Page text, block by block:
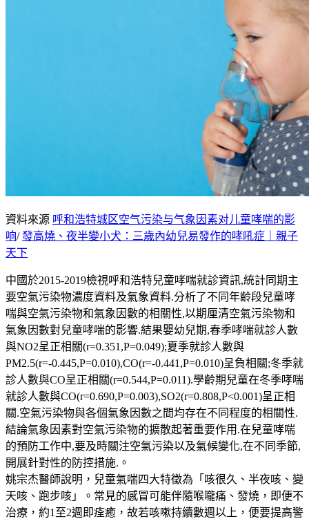
資料來源 呼和浩特城区空气污染与气象因素对儿童哮喘的影
响/發高燒、夜半變小犬：三歲內幼兒易發作的哮吼症｜親子
天下
中國於2015-2019檢視呼和浩特兒童哮喘就診資訊,統計同期主
要空氣污染物濃度資料及氣象資料.分析了不同年齡段兒童哮
喘與空氣污染物和氣象因數的相關性,以期厘清空氣污染物和
氣象因數對兒童哮喘的影響.結果嬰幼兒期,春季哮喘就診人數
與NO2呈正相關(r=0.351,P=0.049);夏季就診人數與
PM2.5(r=-0.445,P=0.010),CO(r=-0.441,P=0.010)呈負相關;冬季就
診人數與CO呈正相關(r=0.544,P=0.011).學齡期兒童在冬季哮喘
就診人數與CO(r=0.690,P=0.003),SO2(r=0.808,P<0.001)呈正相
關.空氣污染物與各個氣象因數之間均存在不同程度的相關性.
結論氣象因素對空氣污染物的擴散起著重要作用.在兒童哮喘
的預防工作中,要及時關注空氣污染以及氣候變化,在不同季節,
開展針對性的防控措施.。
姚宗杰醫師說明，兒童氣喘四大特徵為「咳很久、半夜咳、變
天咳、跑步咳」。常見的感冒可能伴隨喉嚨痛、發燒，即便不
治療，約1至2週即痊癒，故若咳嗽持續數週以上，便要提高警